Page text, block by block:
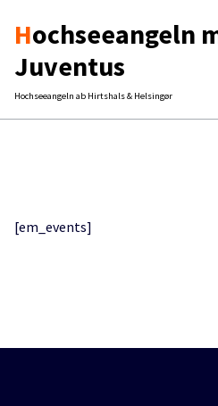
Inhalt
Hochseeangeln mit MS
Juventus
Hochseeangeln ab Hirtshals & Helsingør
[em_events]